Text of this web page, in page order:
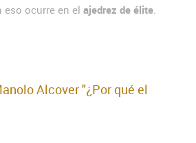
eso ocurre en el ajedrez de élite.
Alcover "¿Por qué el